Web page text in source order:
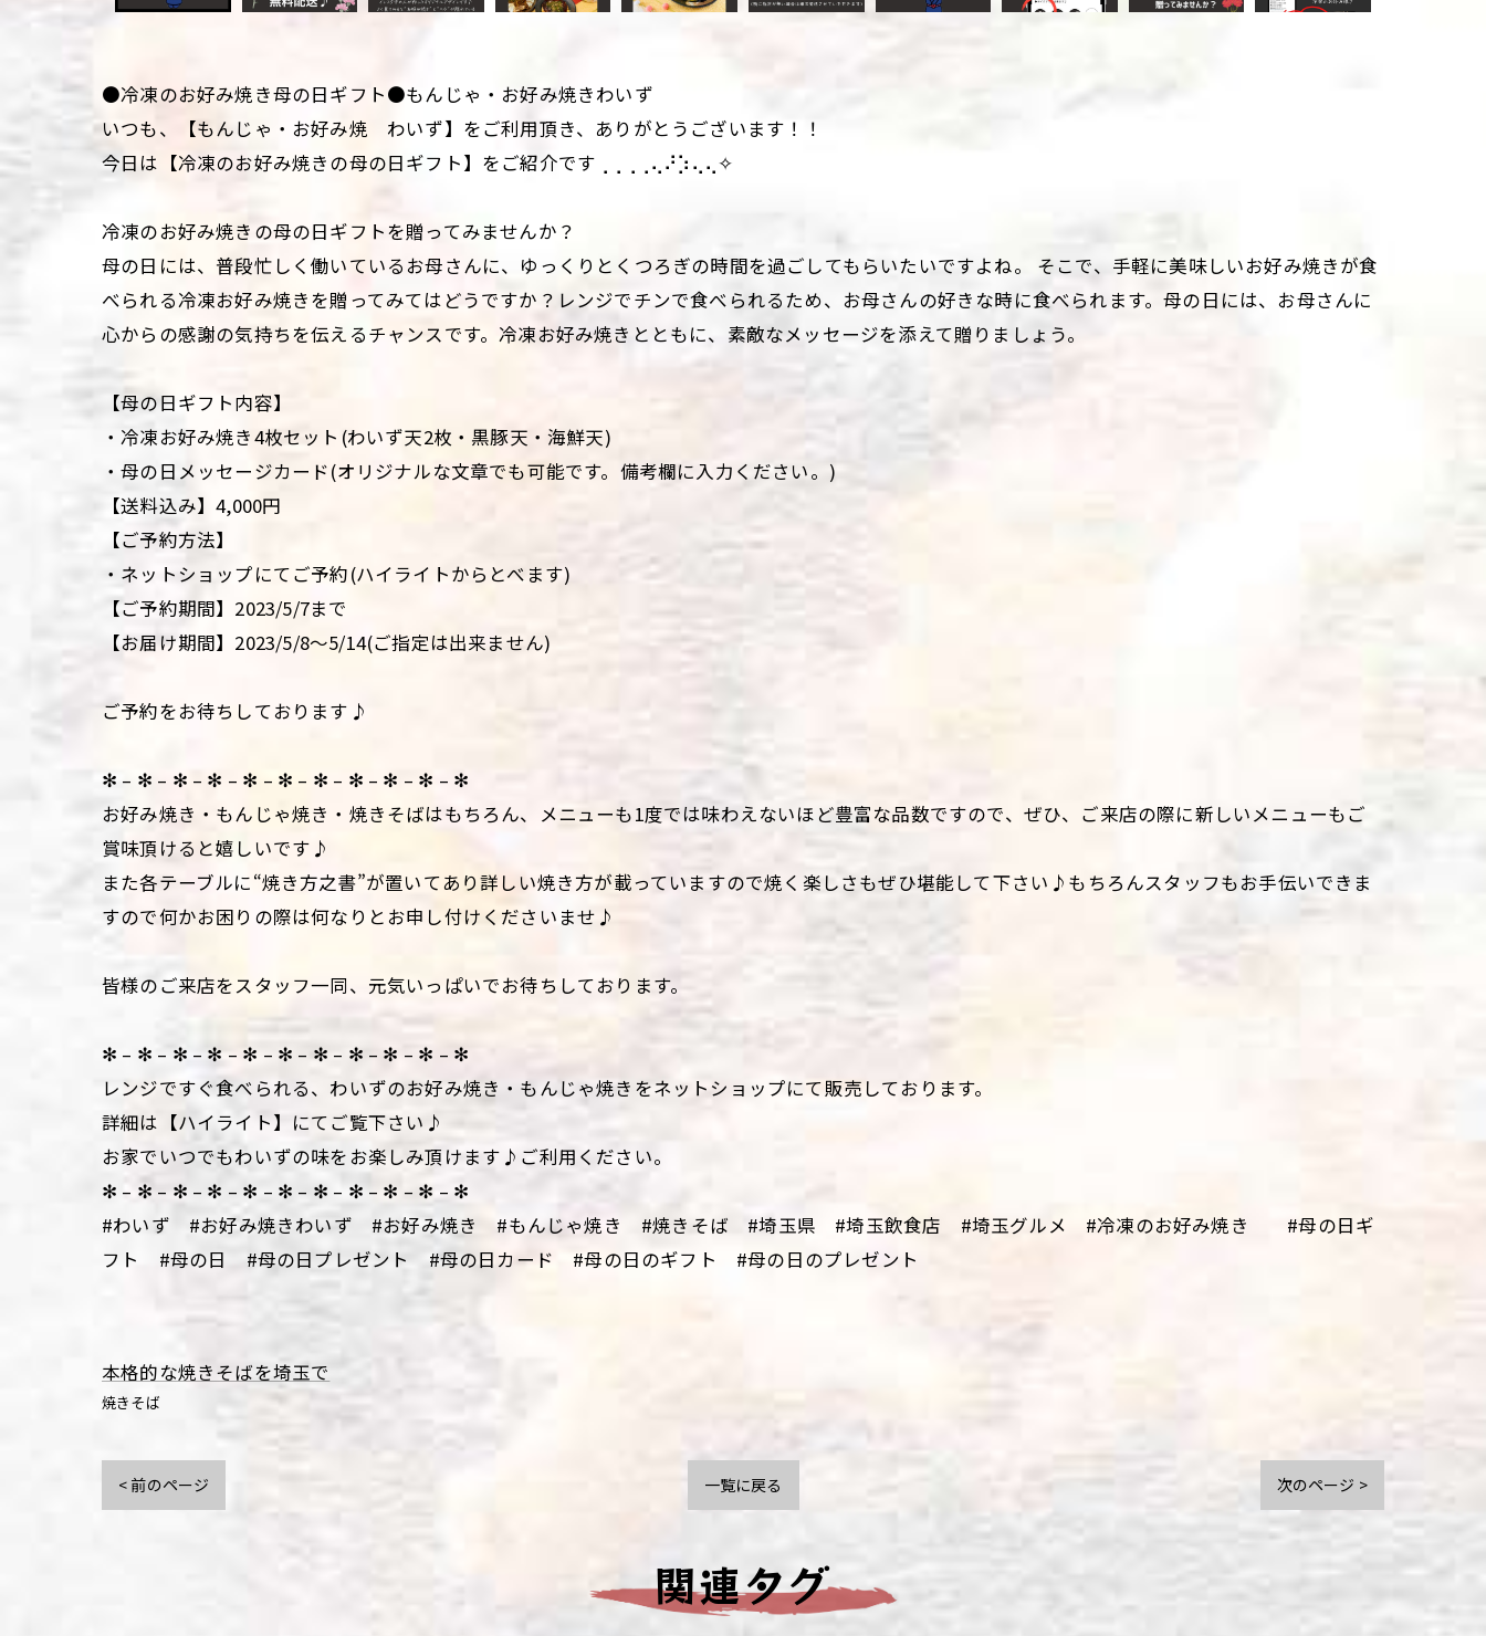
●冷凍のお好み焼き母の日ギフト●もんじゃ・お好み焼きわいず
いつも、【もんじゃ・お好み焼 わいず】をご利用頂き、ありがとうございます！！
今日は【冷凍のお好み焼きの母の日ギフト】をご紹介です⢀⢀⢀⢀⢄⠜⡱⢄⢄✧
冷凍のお好み焼きの母の日ギフトを贈ってみませんか？
母の日には、普段忙しく働いているお母さんに、ゆっくりとくつろぎの時間を過ごしてもらいたいですよね。 そこで、手軽に美味しいお好み焼きが食
べられる冷凍お好み焼きを贈ってみてはどうですか？レンジでチンで食べられるため、お母さんの好きな時に食べられます。母の日には、お母さんに
心からの感謝の気持ちを伝えるチャンスです。冷凍お好み焼きとともに、素敵なメッセージを添えて贈りましょう。
【母の日ギフト内容】
・冷凍お好み焼き4枚セット(わいず天2枚・黒豚天・海鮮天)
・母の日メッセージカード(オリジナルな文章でも可能です。備考欄に入力ください。)
【送料込み】4,000円
【ご予約方法】
・ネットショップにてご予約(ハイライトからとべます)
【ご予約期間】2023/5/7まで
【お届け期間】2023/5/8～5/14(ご指定は出来ません)
ご予約をお待ちしております♪
✻ – ✻ – ✻ – ✻ – ✻ – ✻ – ✻ – ✻ – ✻ – ✻ – ✻
お好み焼き・もんじゃ焼き・焼きそばはもちろん、メニューも1度では味わえないほど豊富な品数ですので、ぜひ、ご来店の際に新しいメニューもご
賞味頂けると嬉しいです♪
また各テーブルに“焼き方之書”が置いてあり詳しい焼き方が載っていますので焼く楽しさもぜひ堪能して下さい♪もちろんスタッフもお手伝いできま
すので何かお困りの際は何なりとお申し付けくださいませ♪
皆様のご来店をスタッフ一同、元気いっぱいでお待ちしております。
✻ – ✻ – ✻ – ✻ – ✻ – ✻ – ✻ – ✻ – ✻ – ✻ – ✻
レンジですぐ食べられる、わいずのお好み焼き・もんじゃ焼きをネットショップにて販売しております。
詳細は【ハイライト】にてご覧下さい♪
お家でいつでもわいずの味をお楽しみ頂けます♪ご利用ください。
✻ – ✻ – ✻ – ✻ – ✻ – ✻ – ✻ – ✻ – ✻ – ✻ – ✻
#わいず #お好み焼きわいず #お好み焼き #もんじゃ焼き #焼きそば #埼玉県 #埼玉飲食店 #埼玉グルメ #冷凍のお好み焼き #母の日ギ
フト #母の日 #母の日プレゼント #母の日カード #母の日のギフト #母の日のプレゼント
本格的な焼きそばを埼玉で
焼きそば
< 前のページ 一覧に戻る 次のページ >
関連タグ